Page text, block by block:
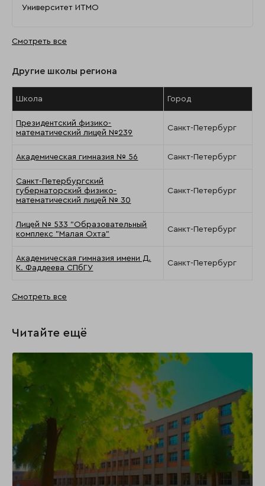
Университет ИТМО
Смотреть все
Другие школы региона
Школа Город
Президентский физико-
математический лицей №239
Санкт-Петербург
Академическая гимназия № 56 Санкт-Петербург
Санкт-Петербургский
губернаторский физико-
математический лицей № 30
Санкт-Петербург
Лицей № 533 "Образовательный
комплекс "Малая Охта"
Санкт-Петербург
Академическая гимназия имени Д.
К. Фаддеева СПбГУ
Санкт-Петербург
Смотреть все
Читайте ещё